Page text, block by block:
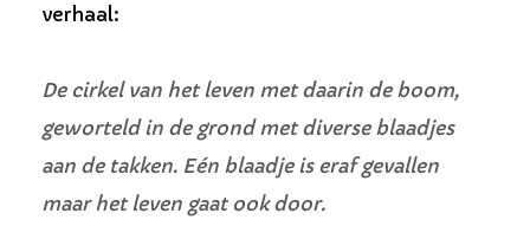
verhaal:
De cirkel van het leven met daarin de boom,
geworteld in de grond met diverse blaadjes
aan de takken. Eén blaadje is eraf gevallen
maar het leven gaat ook door.